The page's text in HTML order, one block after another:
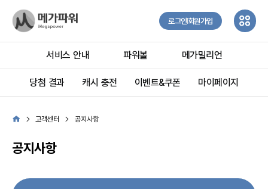
로그인회원가입
서비스 안내 파워볼 메가밀리언
당첨 결과 캐시 충전 이벤트&쿠폰 마이페이지
공지사항
고객센터 공지사항